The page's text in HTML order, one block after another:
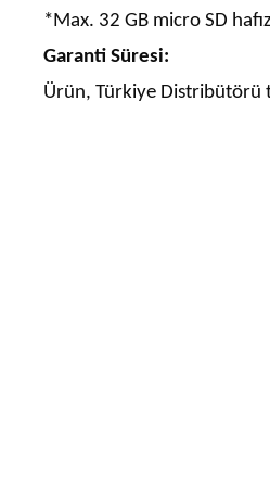
*Max. 32 GB micro SD
Garanti Süresi:
Ürün, Türkiye Distribütörü